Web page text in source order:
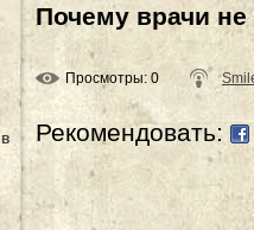
Почему врачи
Просмотры: 0
Рекомендовать: